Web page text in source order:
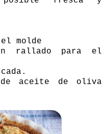
molde
rallado para el
de aceite de oliva